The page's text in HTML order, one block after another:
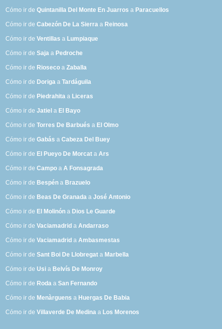
Cómo ir deQuintanilla Del Monte En Juarros a Paracuellos
Cómo ir deCabezón De La Sierra a Reinosa
Cómo ir deVentillas a Lumpiaque
Cómo ir deSaja a Pedroche
Cómo ir de Rioseco aZaballa
Cómo ir de Doriga aTardáguila
Cómo ir de Piedrahita a Liceras
Cómo ir deJatiel a El Bayo
Cómo ir deTorres De Barbués a El Olmo
Cómo ir deGabás aCabeza Del Buey
Cómo ir de El Pueyo De Morcat aArs
Cómo ir deCampo aA Fonsagrada
Cómo ir de Bespén a Brazuelo
Cómo ir de Beas De Granada aJosé Antonio
Cómo ir de El Molinón a Dios Le Guarde
Cómo ir deVaciamadrid aAndarraso
Cómo ir deVaciamadrid aAmbasmestas
Cómo ir deSant Boi De Llobregat a Marbella
Cómo ir deUsi a Belvís De Monroy
Cómo ir de Roda aSan Fernando
Cómo ir de Menàrguens a Huergas De Babia
Cómo ir deVillaverde De Medina a Los Morenos